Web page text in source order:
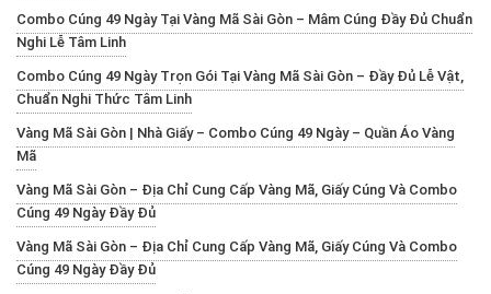
Combo Cúng 49 Ngày Tại Vàng Mã Sài Gòn – Mâm Cúng Đầy Đủ Chuẩn
Nghi Lễ Tâm Linh
Combo Cúng 49 Ngày Trọn Gói Tại Vàng Mã Sài Gòn – Đầy Đủ Lễ Vật,
Chuẩn Nghi Thức Tâm Linh
Vàng Mã Sài Gòn | Nhà Giấy – Combo Cúng 49 Ngày – Quần Áo Vàng
Mã
Vàng Mã Sài Gòn – Địa Chỉ Cung Cấp Vàng Mã, Giấy Cúng Và Combo
Cúng 49 Ngày Đầy Đủ
Vàng Mã Sài Gòn – Địa Chỉ Cung Cấp Vàng Mã, Giấy Cúng Và Combo
Cúng 49 Ngày Đầy Đủ